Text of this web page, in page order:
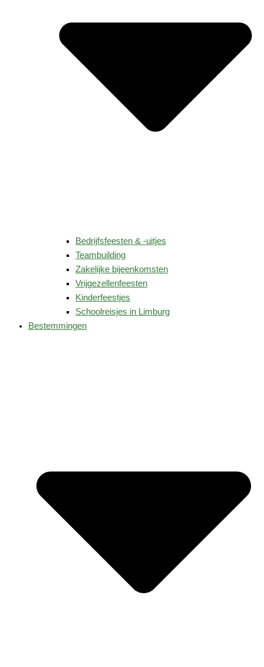
Bedrijfsfeesten & -uitjes
Teambuilding
Zakelijke bijeenkomsten
Vrijgezellenfeesten
Kinderfeestjes
Schoolreisjes in Limburg
Bestemmingen